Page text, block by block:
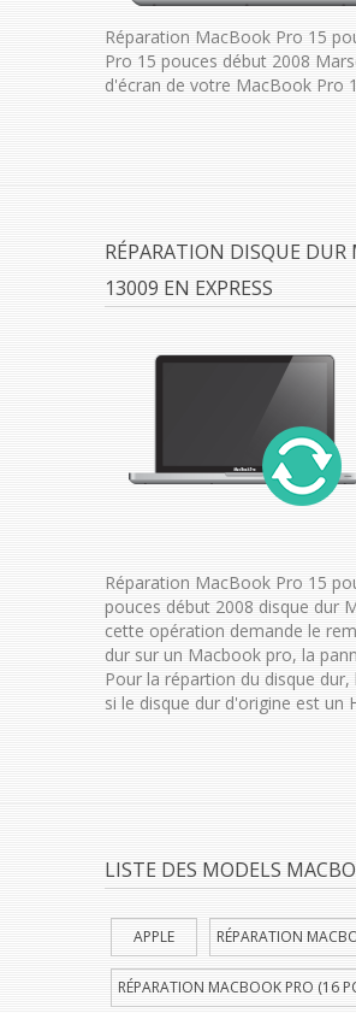
Réparation MacBook Pro 15
Pro 15 pouces début 2008
d'écran de votre MacBook Pro
RÉPARATION DISQUE
13009 EN EXPRESS
Réparation MacBook Pro 15
pouces début 2008 disque dur
cette opération demande le
dur sur un Macbook pro, la
Pour la répartion du disque
si le disque dur d'origine est un
LISTE DES MODELS
APPLE RÉPARATION
RÉPARATION MACBOOK PRO (16